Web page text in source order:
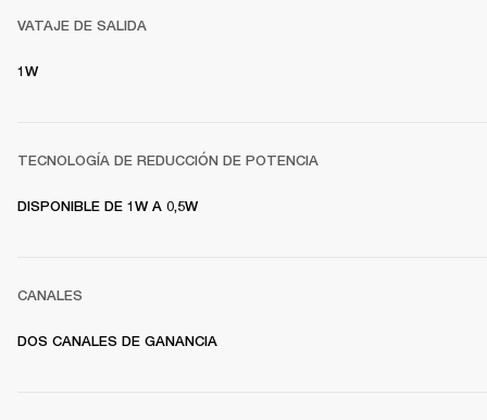
VATAJE DE SALIDA
1W
TECNOLOGÍA DE REDUCCIÓN DE POTENCIA
DISPONIBLE DE 1W A 0,5W
CANALES
DOS CANALES DE GANANCIA